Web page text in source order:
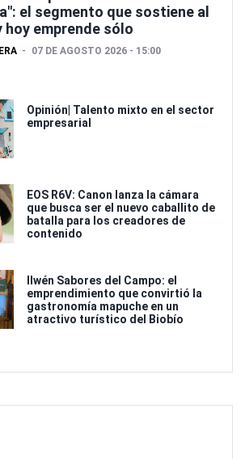
el segmento que sostiene al
hoy emprende sólo
07 DE AGOSTO 2026 - 15:00
Opinión| Talento mixto en el sector
empresarial
EOS R6V: Canon lanza la cámara
que busca ser el nuevo caballito de
batalla para los creadores de
contenido
Ilwén Sabores del Campo: el
emprendimiento que convirtió la
gastronomía mapuche en un
atractivo turístico del Biobío